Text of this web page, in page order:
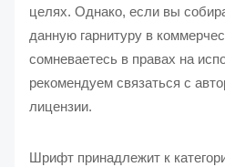
целях. Однако, если вы
данную гарнитуру в
сомневаетесь в правах на
рекомендуем связаться с
лицензии.
Шрифт принадлежит к